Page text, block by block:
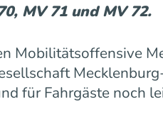
MV 71 und MV 72.
Mobilitätsoffensive
für Fahrgäste noch